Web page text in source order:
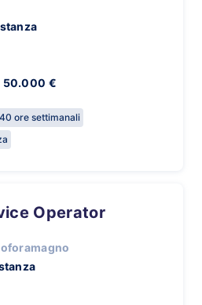
€
40 ore settimanali
Operator